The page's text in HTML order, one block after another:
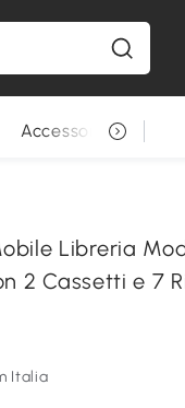
Accessori per
Libreria
2 Cassetti e 7
Italia